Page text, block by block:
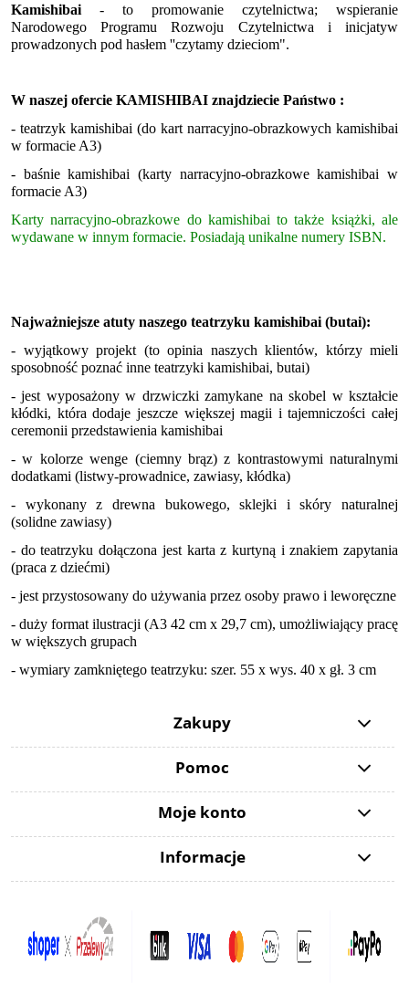
Kamishibai - to promowanie czytelnictwa; wspieranie
Narodowego Programu Rozwoju Czytelnictwa i inicjatyw
prowadzonych pod hasłem ''czytamy dzieciom".
W naszej ofercie KAMISHIBAI znajdziecie Państwo :
- teatrzyk kamishibai (do kart narracyjno-obrazkowych kamishibai
w formacie A3)
- baśnie kamishibai (karty narracyjno-obrazkowe kamishibai w
formacie A3)
Karty narracyjno-obrazkowe do kamishibai to także książki, ale
wydawane w innym formacie. Posiadają unikalne numery ISBN.
Najważniejsze atuty naszego teatrzyku kamishibai (butai):
- wyjątkowy projekt (to opinia naszych klientów, którzy mieli
sposobność poznać inne teatrzyki kamishibai, butai)
- jest wyposażony w drzwiczki zamykane na skobel w kształcie
kłódki, która dodaje jeszcze większej magii i tajemniczości całej
ceremonii przedstawienia kamishibai
- w kolorze wenge (ciemny brąz) z kontrastowymi naturalnymi
dodatkami (listwy-prowadnice, zawiasy, kłódka)
- wykonany z drewna bukowego, sklejki i skóry naturalnej
(solidne zawiasy)
- do teatrzyku dołączona jest karta z kurtyną i znakiem zapytania
(praca z dziećmi)
- jest przystosowany do używania przez osoby prawo i leworęczne
- duży format ilustracji (A3 42 cm x 29,7 cm), umożliwiający pracę
w większych grupach
- wymiary zamkniętego teatrzyku: szer. 55 x wys. 40 x gł. 3 cm
Zakupy
Pomoc
Moje konto
Informacje